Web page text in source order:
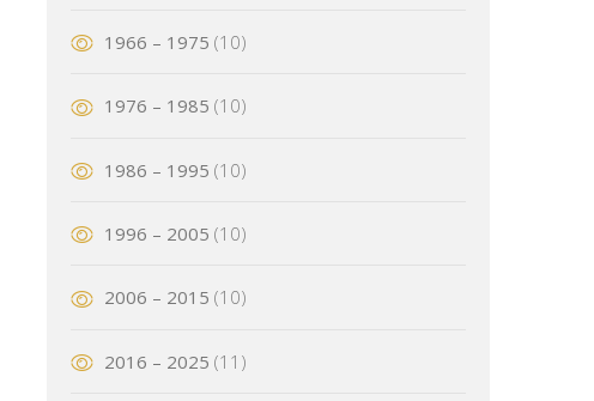
1966 – 1975 (10)
1976 – 1985 (10)
1986 – 1995 (10)
1996 – 2005 (10)
2006 – 2015 (10)
2016 – 2025 (11)